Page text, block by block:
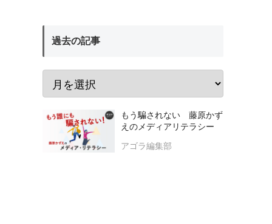
過去の記事
もう騙されない 藤原かず
えのメディアリテラシー
アゴラ編集部